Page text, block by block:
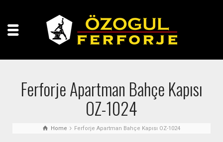
Ferforje Apartman Bahçe Kapısı
OZ-1024
Home Ferforje Apartman Bahçe Kapısı OZ-1024